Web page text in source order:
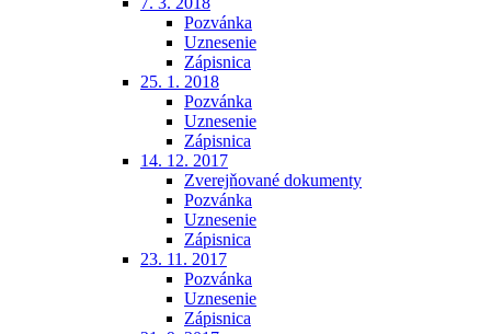
Pozvánka
Uznesenie
Zápisnica
25. 1. 2018
Pozvánka
Uznesenie
Zápisnica
14. 12. 2017
Zverejňované dokumenty
Pozvánka
Uznesenie
Zápisnica
23. 11. 2017
Pozvánka
Uznesenie
Zápisnica